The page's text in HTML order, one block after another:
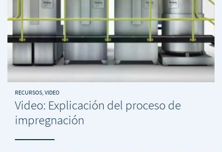
RECURSOS, VIDEO
Video: Explicación del proceso de
impregnación